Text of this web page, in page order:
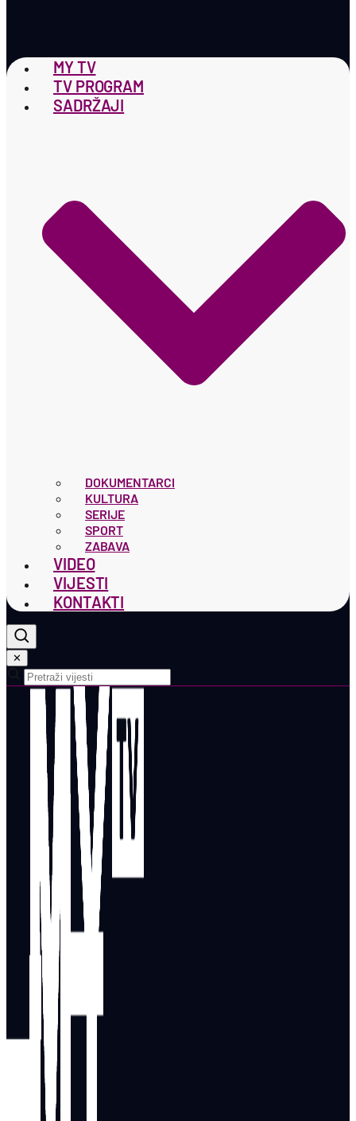
MY TV
TV PROGRAM
SADRŽAJI
DOKUMENTARCI
KULTURA
SERIJE
SPORT
ZABAVA
VIDEO
VIJESTI
KONTAKTI
✕